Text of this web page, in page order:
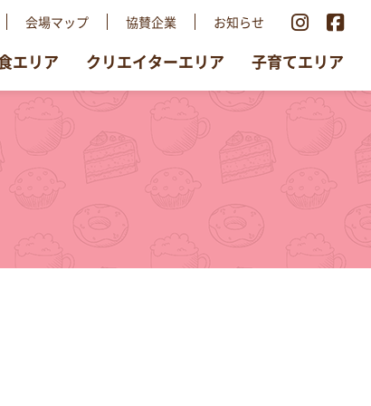
エリア クリエイターエリア 子育てエリア
会場マップ 協賛企業 お知らせ